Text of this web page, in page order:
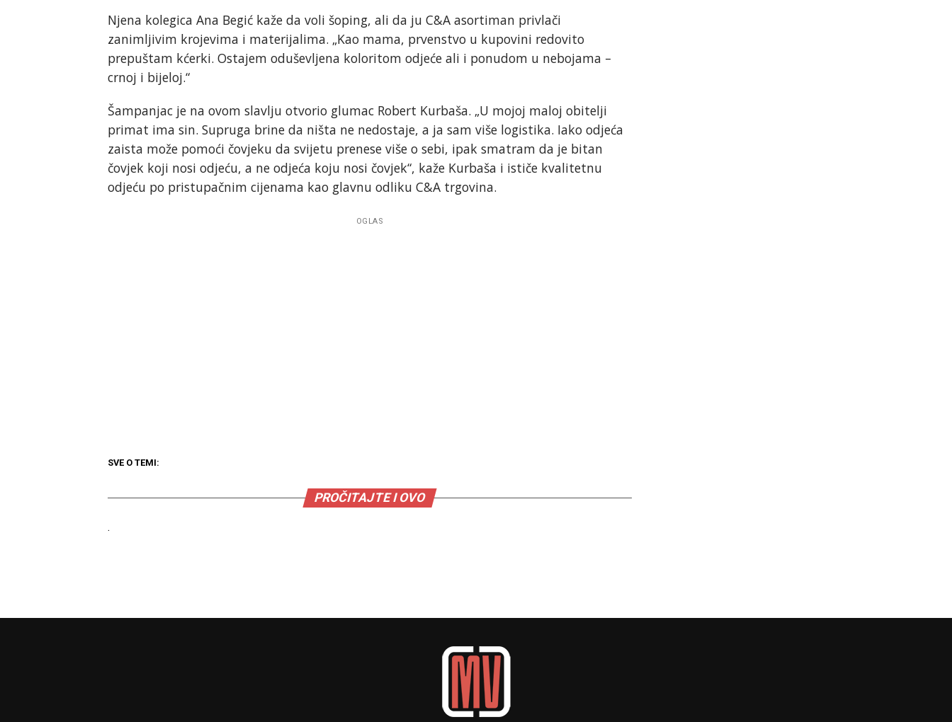
Njena kolegica Ana Begić kaže da voli šoping, ali da ju C&A asortiman privlači
zanimljivim krojevima i materijalima. „Kao mama, prvenstvo u kupovini redovito
prepuštam kćerki. Ostajem oduševljena koloritom odjeće ali i ponudom u nebojama –
crnoj i bijeloj.“
Šampanjac je na ovom slavlju otvorio glumac Robert Kurbaša. „U mojoj maloj obitelji
primat ima sin. Supruga brine da ništa ne nedostaje, a ja sam više logistika. Iako odjeća
zaista može pomoći čovjeku da svijetu prenese više o sebi, ipak smatram da je bitan
čovjek koji nosi odjeću, a ne odjeća koju nosi čovjek“, kaže Kurbaša i ističe kvalitetnu
odjeću po pristupačnim cijenama kao glavnu odliku C&A trgovina.
OGLAS
SVE O TEMI:
PROČITAJTE I OVO
.